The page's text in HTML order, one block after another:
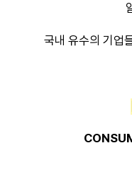
국내 유수의 기업